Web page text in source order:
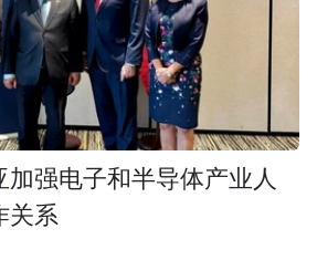
强电子和半导体产业人
关系